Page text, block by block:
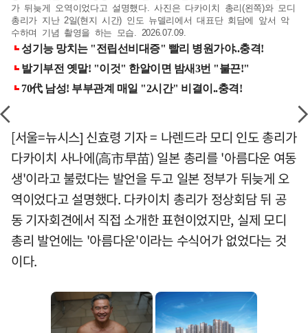
가 뒤늦게 오역이었다고 설명했다. 사진은 다카이치 총리(왼쪽)와 모디
총리가 지난 2일(현지 시간) 인도 뉴델리에서 대표단 회담에 앞서 악
수하며 기념 촬영을 하는 모습. 2026.07.09.
[서울=뉴시스] 신효령 기자 = 나렌드라 모디 인도 총리가
다카이치 사나에(高市早苗) 일본 총리를 '아름다운 여동
생'이라고 불렀다는 발언을 두고 일본 정부가 뒤늦게 오
역이었다고 설명했다. 다카이치 총리가 정상회담 뒤 공
동 기자회견에서 직접 소개한 표현이었지만, 실제 모디
총리 발언에는 '아름다운'이라는 수식어가 없었다는 것
이다.